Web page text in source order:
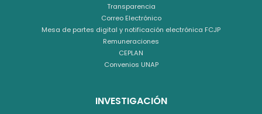
Transparencia
Correo Electrónico
Mesa de partes digital y notificación electrónica FCJP
Remuneraciones
CEPLAN
Convenios UNAP
INVESTIGACIÓN